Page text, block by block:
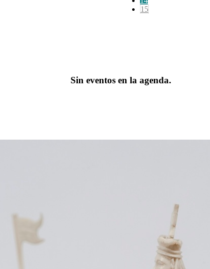
15
Sin eventos en la agenda.